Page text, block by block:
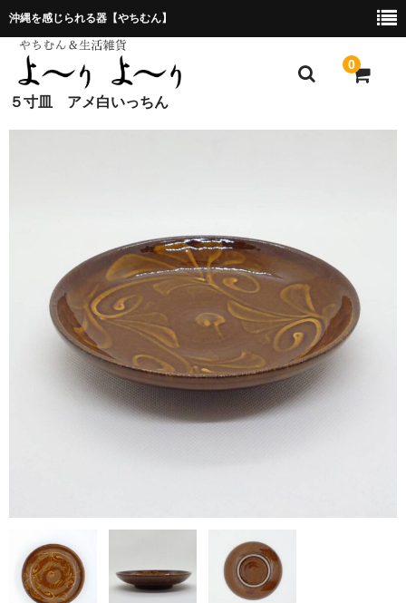
沖縄を感じられる器【やちむん】
0
５寸皿 アメ白いっちん